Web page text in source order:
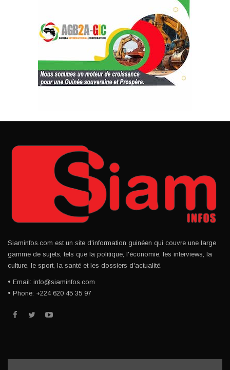
Siaminfos.com est un site d'information guinéen qui couvre une large
gamme de sujets, tels que la politique, l'économie, les interviews, la
culture, le sport, la santé et les dossiers d'actualité.
• Email: info@siaminfos.com
• Phone: +224 620 45 35 97